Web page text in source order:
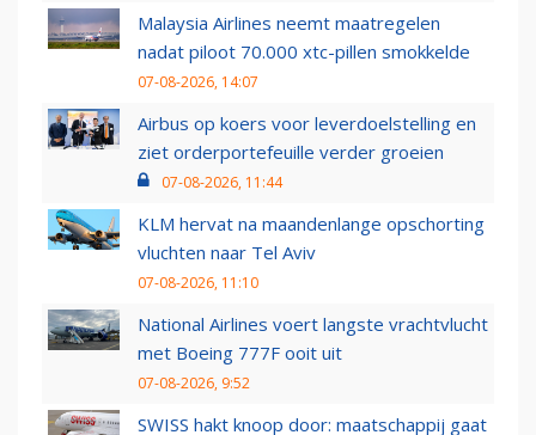
Malaysia Airlines neemt maatregelen
nadat piloot 70.000 xtc-pillen smokkelde
07-08-2026, 14:07
Airbus op koers voor leverdoelstelling en
ziet orderportefeuille verder groeien
07-08-2026, 11:44
KLM hervat na maandenlange opschorting
vluchten naar Tel Aviv
07-08-2026, 11:10
National Airlines voert langste vrachtvlucht
met Boeing 777F ooit uit
07-08-2026, 9:52
SWISS hakt knoop door: maatschappij gaat